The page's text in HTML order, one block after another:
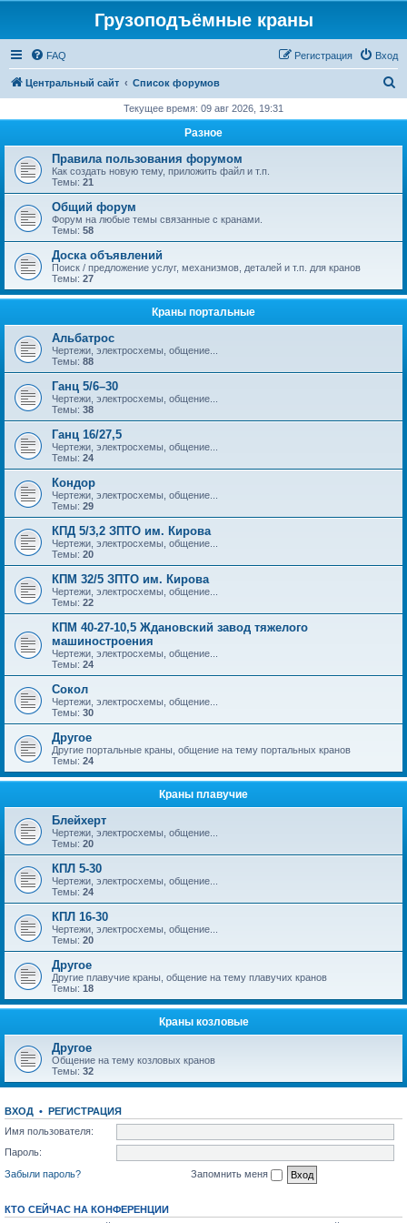
Грузоподъёмные краны
FAQ Вход
Регистрация
Центральный сайт Список форумов
с
Текущее время: 09 авг 2026, 19:31
Разное
Правила пользования форумом
Как создать новую тему, приложить файл и т.п.
Темы: 21
Общий форум
Форум на любые темы связанные с кранами.
Темы: 58
Доска объявлений
Поиск / предложение услуг, механизмов, деталей и т.п. для кранов
Темы: 27
Краны портальные
Альбатрос
Чертежи, электросхемы, общение...
Темы: 88
Ганц 5/6–30
Чертежи, электросхемы, общение...
Темы: 38
Ганц 16/27,5
Чертежи, электросхемы, общение...
Темы: 24
Кондор
Чертежи, электросхемы, общение...
Темы: 29
КПД 5/3,2 ЗПТО им. Кирова
Чертежи, электросхемы, общение...
Темы: 20
КПМ 32/5 ЗПТО им. Кирова
Чертежи, электросхемы, общение...
Темы: 22
КПМ 40-27-10,5 Ждановский завод тяжелого
машиностроения
Чертежи, электросхемы, общение...
Темы: 24
Сокол
Чертежи, электросхемы, общение...
Темы: 30
Другое
Другие портальные краны, общение на тему портальных кранов
Темы: 24
Краны плавучие
Блейхерт
Чертежи, электросхемы, общение...
Темы: 20
КПЛ 5-30
Чертежи, электросхемы, общение...
Темы: 24
КПЛ 16-30
Чертежи, электросхемы, общение...
Темы: 20
Другое
Другие плавучие краны, общение на тему плавучих кранов
Темы: 18
Краны козловые
Другое
Общение на тему козловых кранов
Темы: 32
ВХОД • РЕГИСТРАЦИЯ
Имя пользователя:
Пароль:
Забыли пароль?
Запомнить меня
КТО СЕЙЧАС НА КОНФЕРЕНЦИИ